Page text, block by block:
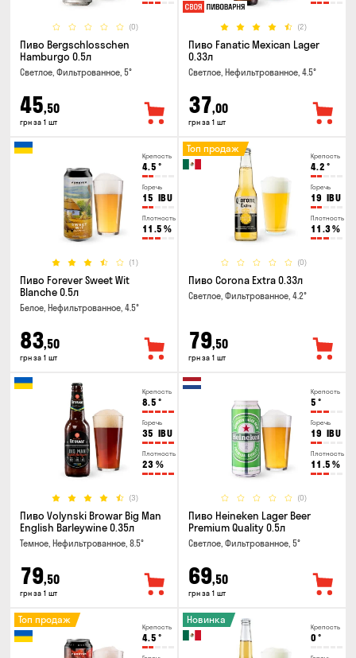
(0)
Пиво Bergschlosschen
Hamburgo 0.5л
Светлое, Фильтрованное, 5°
45,50
грн за 1 шт
(2)
Пиво Fanatic Mexican Lager
0.33л
Светлое, Нефильтрованное, 4.5°
37,00
грн за 1 шт
Крепость
4.5 °
Горечь
15 IBU
Плотность
11.5 %
(1)
Пиво Forever Sweet Wit
Blanche 0.5л
Белое, Нефильтрованное, 4.5°
83,50
грн за 1 шт
Крепость
4.2 °
Горечь
19 IBU
Плотность
11.3%
(0)
Топ продаж
Пиво Corona Extra 0.33л
Светлое, Фильтрованное, 4.2°
79,50
грн за 1 шт
Крепость
8.5 °
Горечь
35 IBU
Плотность
23 %
(3)
Пиво Volynski Browar Big Man
English Barleywine 0.35л
Темное, Нефильтрованное, 8.5°
79,50
грн за 1 шт
Крепость
5 °
Горечь
19 IBU
Плотность
11.5 %
(0)
Пиво Heineken Lager Beer
Premium Quality 0.5л
Светлое, Фильтрованное, 5°
69,50
грн за 1 шт
Крепость
4.5 °
Топ продаж
Крепость
0 °
Новинка